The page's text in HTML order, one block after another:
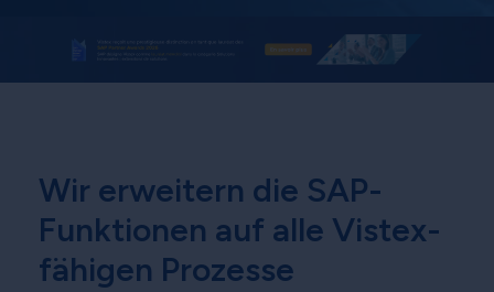
Wir erweitern die SAP-
Funktionen auf alle Vistex-
fähigen Prozesse